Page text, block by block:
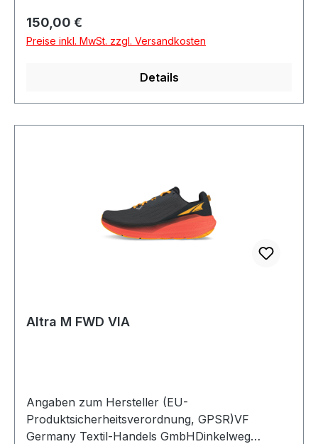
Regulärer Preis:
150,00 €
Preise inkl. MwSt. zzgl. Versandkosten
Details
Altra M FWD VIA
Angaben zum Hersteller (EU-
Produktsicherheitsverordnung, GPSR)VF
Germany Textil-Handels GmbHDinkelweg